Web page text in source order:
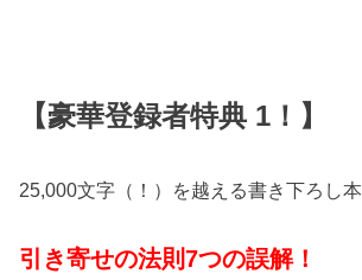
【豪華登録者特典 1！】
25,000文字（！）を越える書き下ろし本
引き寄せの法則7つの誤解！